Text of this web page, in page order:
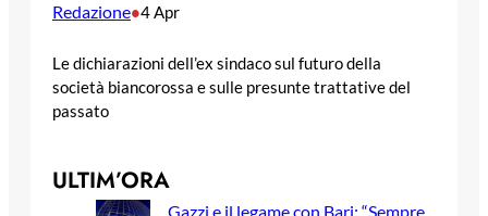
Redazione•4 Apr
Le dichiarazioni dell’ex sindaco sul futuro della
società biancorossa e sulle presunte trattative del
passato
ULTIM’ORA
Gazzi e il legame con Bari: “Sempre